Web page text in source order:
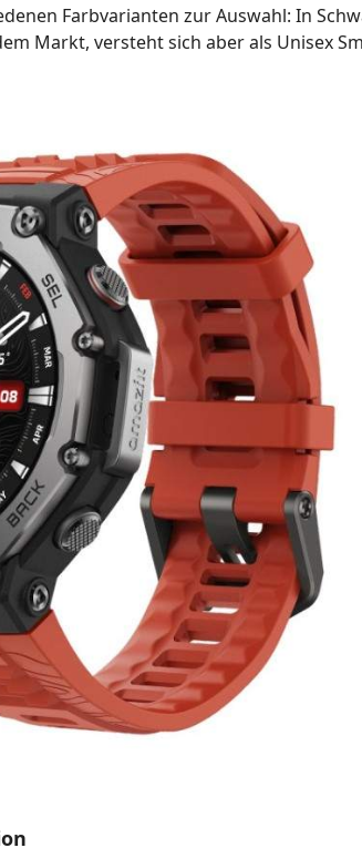
Farbvarianten zur Auswahl: In
Markt, versteht sich aber als Unisex